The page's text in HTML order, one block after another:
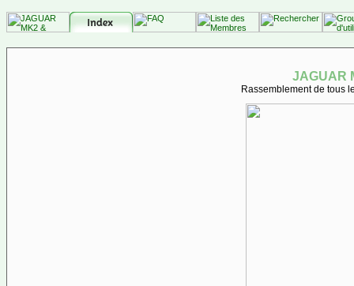
JAGUAR
Rassemblement de tous